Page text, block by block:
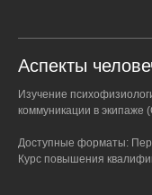
Аспекты
Изучение
коммуникации в экипаже
Доступные форматы:
Курс повышения